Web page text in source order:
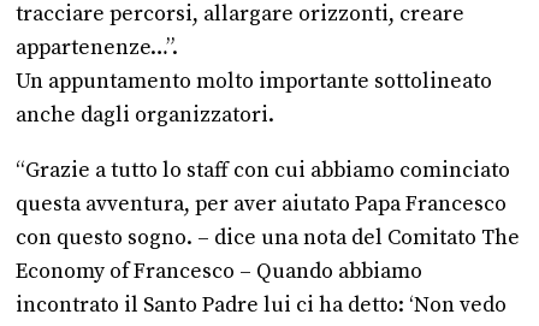
tracciare percorsi, allargare orizzonti, creare
appartenenze…”.
Un appuntamento molto importante sottolineato
anche dagli organizzatori.
“Grazie a tutto lo staff con cui abbiamo cominciato
questa avventura, per aver aiutato Papa Francesco
con questo sogno. – dice una nota del Comitato The
Economy of Francesco – Quando abbiamo
incontrato il Santo Padre lui ci ha detto: ‘Non vedo